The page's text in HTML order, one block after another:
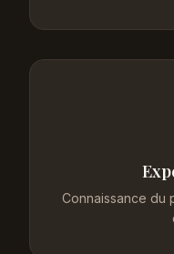
Connaissance du